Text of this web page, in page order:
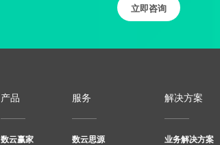
立即咨询
产品
数云赢家
服务
数云思源
解决方案
业务解决方案